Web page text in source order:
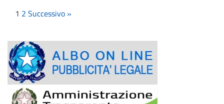
1 2 Successivo »